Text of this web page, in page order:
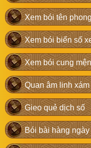
Xem bói tên
Xem bói biển số
Xem bói cung
Quan âm linh xám
Gieo quẻ dịch số
Bói bài hàng ngày